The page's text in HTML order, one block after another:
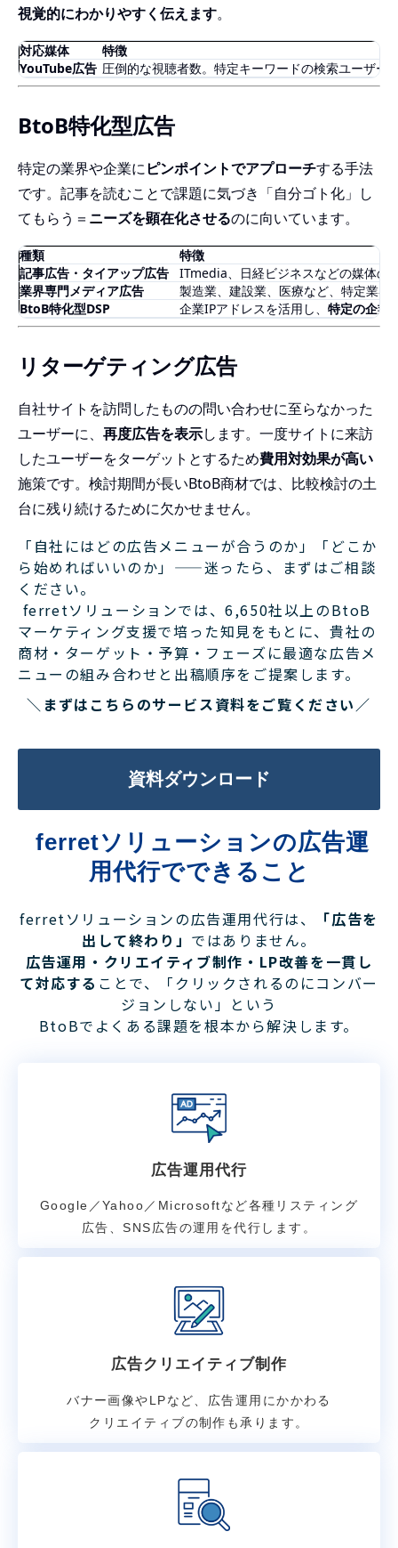
視覚的にわかりやすく伝えます。
対応媒体
特徴
YouTube広告 圧倒的な視聴者数。特定キーワードの検索ユーザー
BtoB特化型広告
特定の業界や企業にピンポイントでアプローチする手法
です。記事を読むことで課題に気づき「自分ゴト化」し
てもらう＝ ニーズを顕在化させるのに向いています。
種類
特徴
記事広告・タイアップ広告
ITmedia、日経ビジネスなどの媒体の
業界専門メディア広告
製造業、建設業、医療など、特定業
BtoB特化型DSP
企業IPアドレスを活用し、 特定の企業
リターゲティング広告
自社サイトを訪問したものの問い合わせに至らなかった
ユーザーに、 再度広告を表示します。一度サイトに来訪
したユーザーをターゲットとするため費用対効果が高い
施策です。検討期間が長いBtoB商材では、比較検討の土
台に残り続けるために欠かせません。
「自社にはどの広告メニューが合うのか」「どこか
ら始めればいいのか」——迷ったら、まずはご相談
ください。
ferretソリューションでは、6,650社以上のBtoB
マーケティング支援で培った知見をもとに、貴社の
商材・ターゲット・予算・フェーズに最適な広告メ
ニューの組み合わせと出稿順序をご提案します。
＼まずはこちらのサービス資料をご覧ください／
資料ダウンロード
用代行でできること
ferretソリューションの広告運用代行は、
「広告を
出して終わり」 ではありません。
広告運用・クリエイティブ制作・LP改善を一貫し
て対応する ことで、「クリックされるのにコンバー
ジョンしない」という
BtoBでよくある課題を根本から解決します。
広告運用代行
Google／Yahoo／Microsoftなど各種リスティング
広告、SNS広告の運用を代行します。
広告クリエイティブ制作
バナー画像やLPなど、広告運用にかかわる
クリエイティブの制作も承ります。